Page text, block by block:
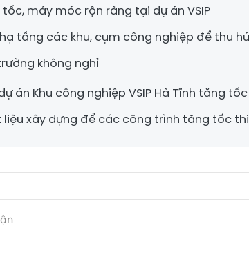
máy móc rộn ràng tại dự án VSIP
tầng các khu, cụm công nghiệp để thu
không nghỉ
án Khu công nghiệp VSIP Hà Tĩnh tăng
liệu xây dựng để các công trình tăng tốc